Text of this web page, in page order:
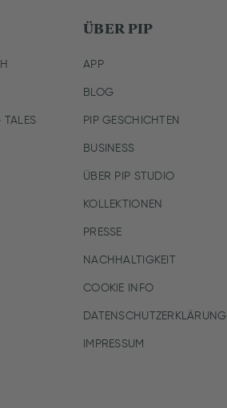
ÜBER PIP
APP
BLOG
PIP GESCHICHTEN
BUSINESS
ÜBER PIP STUDIO
KOLLEKTIONEN
PRESSE
NACHHALTIGKEIT
COOKIE INFO
DATENSCHUTZERKLÄRUNG
IMPRESSUM